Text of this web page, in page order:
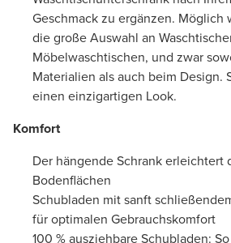
Geschmack zu ergänzen. Möglich
die große Auswahl an
Möbelwaschtischen, und zwar
Materialien als auch beim Design.
einen einzigartigen Look.
Komfort
Der hängende Schrank erleichtert
Bodenflächen
Schubladen mit sanft
für optimalen Gebrauchskomfort
100 % ausziehbare Schubladen: